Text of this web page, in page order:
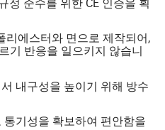
리에스터와 면으로 제작되어,
기 반응을 일으키지 않습니
내구성을 높이기 위해 방수
기성을 확보하여 편안함을